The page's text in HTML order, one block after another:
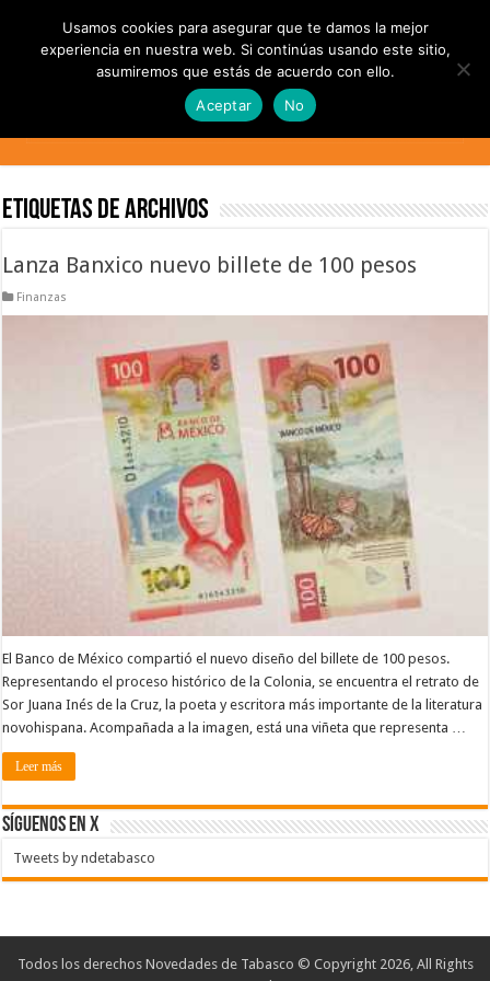
Etiquetas de Archivos
Lanza Banxico nuevo billete de 100 pesos
Finanzas
El Banco de México compartió el nuevo diseño del billete de 100 pesos.
Representando el proceso histórico de la Colonia, se encuentra el retrato de
Sor Juana Inés de la Cruz, la poeta y escritora más importante de la literatura
novohispana. Acompañada a la imagen, está una viñeta que representa …
Leer más
SÍGUENOS EN X
Tweets by ndetabasco
Todos los derechos Novedades de Tabasco © Copyright 2026, All Rights
Usamos cookies para asegurar que te damos la mejor
experiencia en nuestra web. Si continúas usando este sitio,
asumiremos que estás de acuerdo con ello.
Aceptar
No